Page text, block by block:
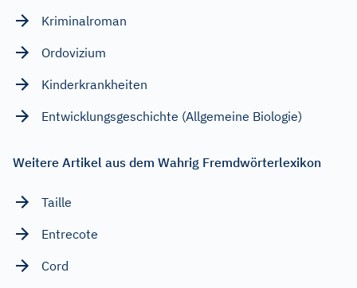
Kriminalroman
Ordovizium
Kinderkrankheiten
Entwicklungsgeschichte (Allgemeine Biologie)
Weitere Artikel aus dem Wahrig Fremdwörterlexikon
Taille
Entrecote
Cord